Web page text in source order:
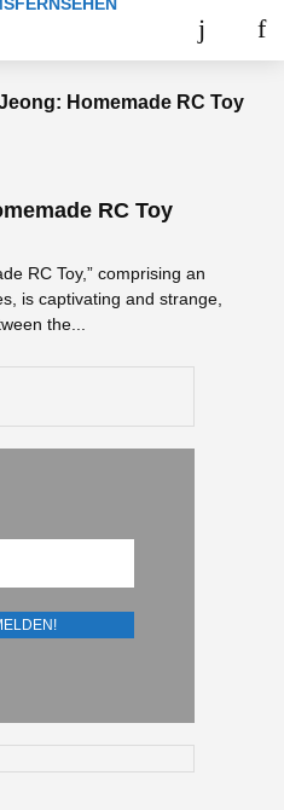
Homemade RC Toy
RC Toy
RC Toy,” comprising an
is captivating and strange,
the...